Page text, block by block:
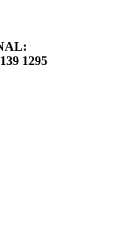
1295